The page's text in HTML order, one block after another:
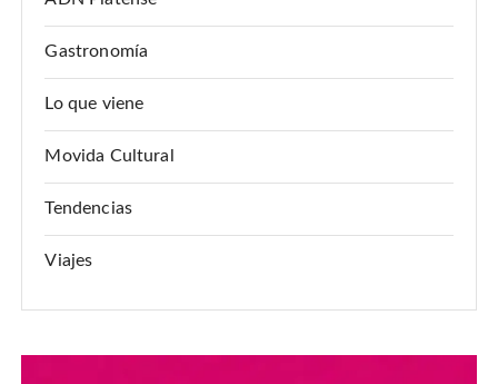
Gastronomía
Lo que viene
Movida Cultural
Tendencias
Viajes